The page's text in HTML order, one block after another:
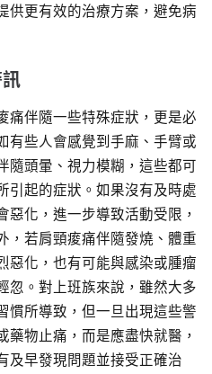
供更有效的治療方案，避免病
痛伴隨一些特殊症狀，更是必
有些人會感覺到手麻、手臂或
隨頭暈、視力模糊，這些都可
引起的症狀。如果沒有及時處
化，進一步導致活動受限，
，若肩頸痠痛伴隨發燒、體重
惡化，也有可能與感染或腫瘤
忽。對上班族來說，雖然大多
慣所導致，但一旦出現這些警
物止痛，而是應盡快就醫，
及早發現問題並接受正確治